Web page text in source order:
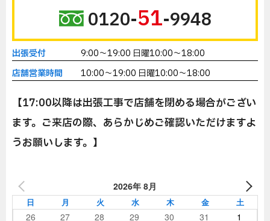
0120-51-9948
出張受付
9:00～19:00 日曜10:00～18:00
店舗営業時間
10:00～19:00 日曜10:00～18:00
【17:00以降は出張工事で店舗を閉める場合がござい
ます。ご来店の際、あらかじめご確認いただけますよ
うお願いします。】
2026年 8月
日 月 火 水 木 金 土
26 27 28 29 30 31
1